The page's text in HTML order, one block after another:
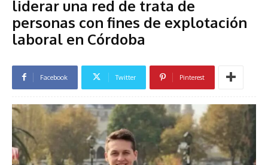
liderar una red de trata de
personas con fines de explotación
laboral en Córdoba
Facebook Twitter Pinterest